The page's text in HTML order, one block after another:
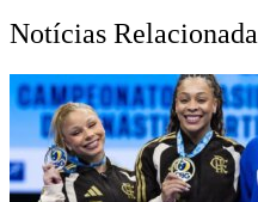
Notícias